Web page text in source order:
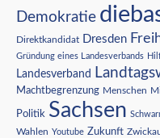
Demokratie
Direktkandidat Dresden
Gründung eines Landesverbands
Landesverband
Machtbegrenzung Menschen
Politik Sachsen
Wahlen Youtube Zukunft